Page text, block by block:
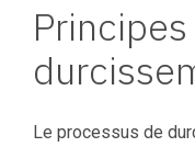
Le processus de